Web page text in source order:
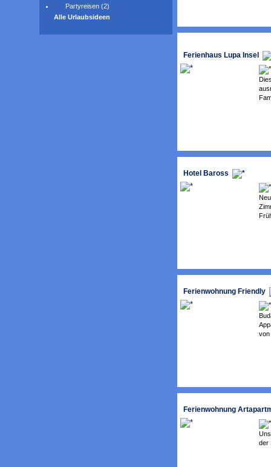
Partyreisen (2)
Alle Urlaubsideen
Ferienhaus Lupa Insel
Hotel Baross
Ferienwohnung Friendly
von
Ferienwohnung
der